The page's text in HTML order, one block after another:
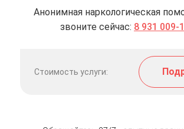
Анонимная наркологическая
звоните сейчас: 8 931 009-
Стоимость услуги: